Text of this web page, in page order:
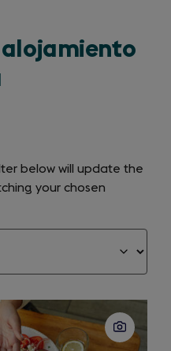
alojamiento
below will update the
your chosen